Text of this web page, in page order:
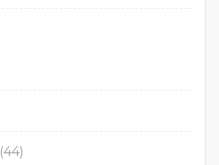
(44)